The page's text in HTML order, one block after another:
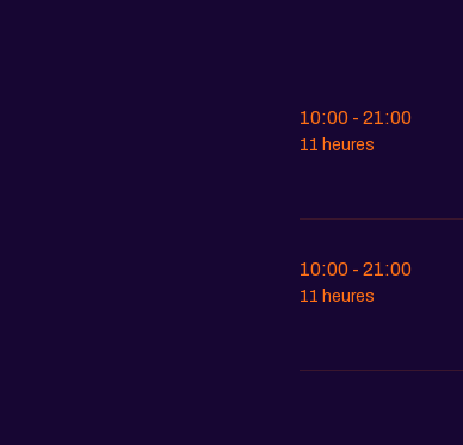
10:00 - 21:00
11 heures
10:00 - 21:00
11 heures